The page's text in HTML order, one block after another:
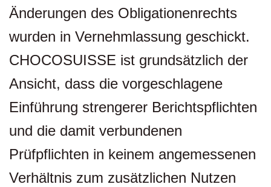
Änderungen des Obligationenrechts
wurden in Vernehmlassung geschickt.
CHOCOSUISSE ist grundsätzlich der
Ansicht, dass die vorgeschlagene
Einführung strengerer Berichtspflichten
und die damit verbundenen
Prüfpflichten in keinem angemessenen
Verhältnis zum zusätzlichen Nutzen